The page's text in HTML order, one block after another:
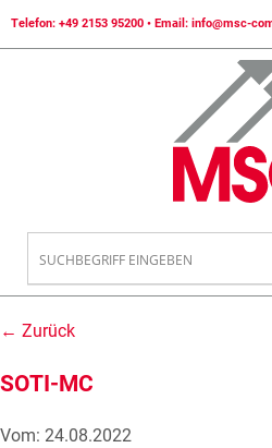
Telefon: +49 2153 95200 • Email: info@msc-
← Zurück
SOTI-MC
Vom: 24.08.2022